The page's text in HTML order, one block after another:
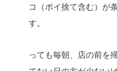
コ（ポイ捨て含む）が
す。
っても毎朝、店の前を